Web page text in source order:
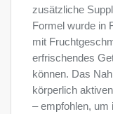
zusätzliche
Formel wurde in
mit
erfrischendes
können. Das
körperlich
– empfohlen, um